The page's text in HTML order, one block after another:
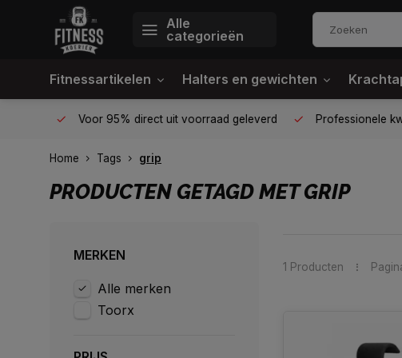
Alle
categorieën
Fitnessartikelen Halters en gewichten
Voor 95% direct uit voorraad geleverd Professionele
Home Tags grip
PRODUCTEN GETAGD MET GRIP
MERKEN
Alle merken
Toorx
1 Producten